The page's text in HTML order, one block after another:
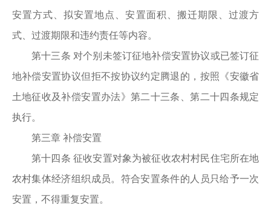
安置方式、拟安置地点、安置面积、搬迁期限、过渡方
式、过渡期限和违约责任等内容。
第十三条 对个别未签订征地补偿安置协议或已签订征
地补偿安置协议但拒不按协议约定腾退的，按照《安徽省
土地征收及补偿安置办法》第二十三条、第二十四条规定
执行。
第三章 补偿安置
第十四条 征收安置对象为被征收农村村民住宅所在地
农村集体经济组织成员。符合安置条件的人员只给予一次
安置，不得重复安置。